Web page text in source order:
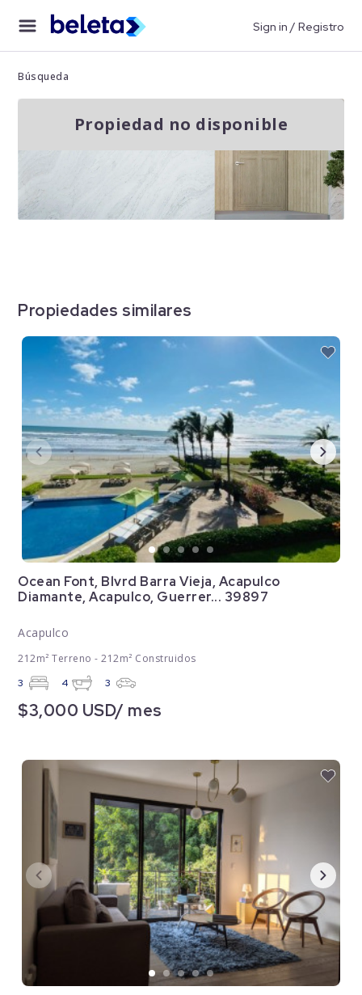
Sign in / Registro
Búsqueda
Propiedad no disponible
Propiedades similares
Ocean Font, Blvrd Barra Vieja, Acapulco
Diamante, Acapulco, Guerrer... 39897
Acapulco
212m² Terreno - 212m² Construidos
3 4 3
$3,000 USD/ mes